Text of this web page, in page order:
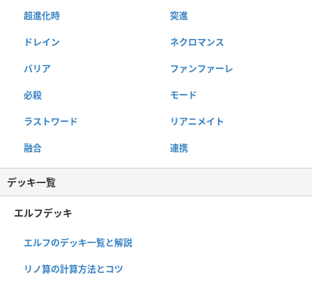
超進化時 突進
ドレイン ネクロマンス
バリア ファンファーレ
必殺 モード
ラストワード リアニメイト
融合 連携
デッキ一覧
エルフデッキ
エルフのデッキ一覧と解説
リノ算の計算方法とコツ